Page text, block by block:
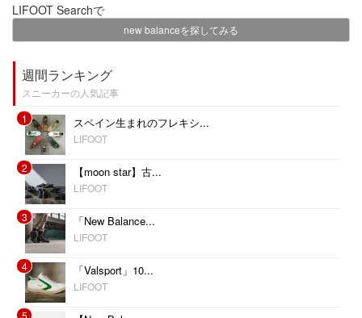
LIFOOT Searchで
new balanceを探してみる
週間ランキング
スニーカーの人気記事
1
スペイン生まれのフレキシ...
LIFOOT
2 【moon star】古...
LIFOOT
3 「New Balance...
LIFOOT
4 「Valsport」10...
LIFOOT
5